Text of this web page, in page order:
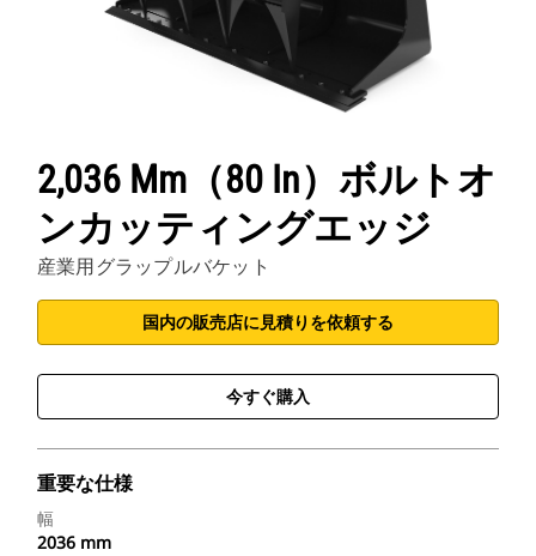
2,036 Mm（80 In）ボルトオ
ンカッティングエッジ
産業用グラップルバケット
国内の販売店に見積りを依頼する
今すぐ購入
重要な仕様
幅
2036 mm